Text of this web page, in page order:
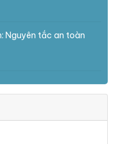
Nguyên tắc an toàn